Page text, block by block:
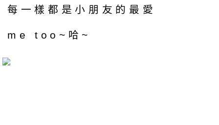
每一樣都是小朋友的最愛
me too~哈~